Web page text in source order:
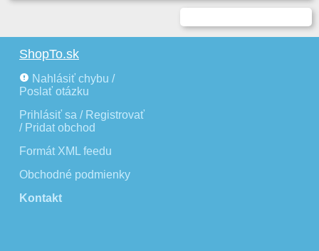
ShopTo.sk
Nahlásiť chybu /
Poslať otázku
Prihlásiť sa / Registrovať
/ Pridat obchod
Formát XML feedu
Obchodné podmienky
Kontakt